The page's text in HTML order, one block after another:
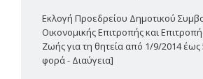
Εκλογή Προεδρείου Δημοτικού
Οικονομικής Επιτροπής και
Ζωής για τη θητεία από 1/9/2014 έως
φορά - Διαύγεια]